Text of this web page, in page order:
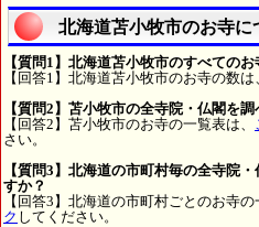
北海道苫小牧市のお寺に
【質問1】北海道苫小牧市のすべての
【回答1】北海道苫小牧市のお寺の数は
【質問2】苫小牧市の全寺院・仏閣を
【回答2】苫小牧市のお寺の一覧表は、
さい。
【質問3】北海道の市町村毎の全寺院
すか？
【回答3】北海道の市町村ごとのお寺の
ク してください。